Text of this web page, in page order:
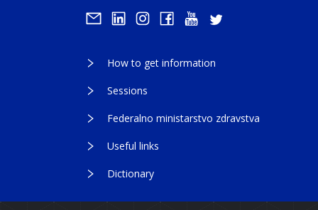
How to get information
Sessions
Federalno ministarstvo zdravstva
Useful links
Dictionary